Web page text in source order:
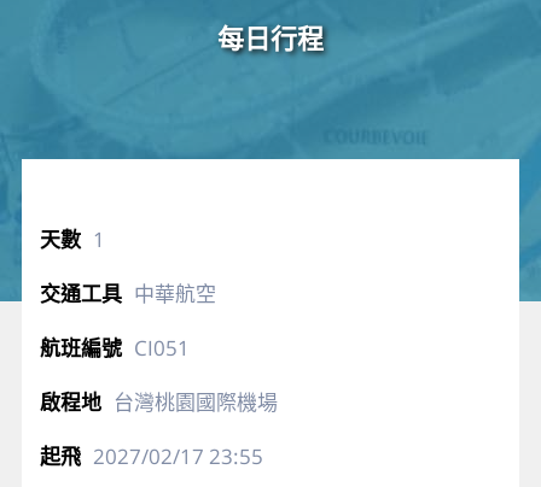
每日行程
1
中華航空
CI051
台灣桃園國際機場
2027/02/17 23:55